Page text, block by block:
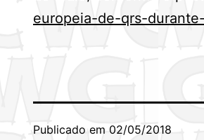
europeia-de-qrs-
Publicado em 02/05/2018